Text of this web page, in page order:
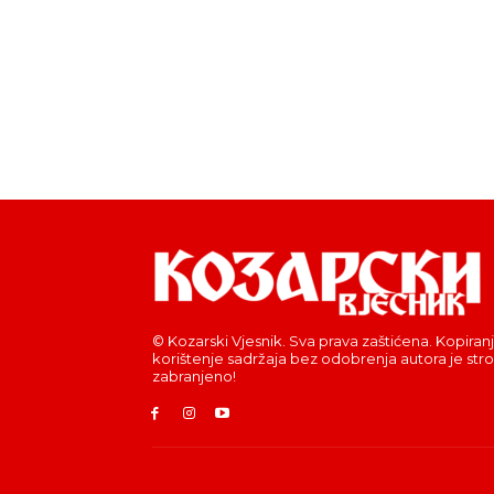
© Kozarski Vjesnik. Sva prava zaštićena.
korištenje sadržaja bez odobrenja autora je
zabranjeno!